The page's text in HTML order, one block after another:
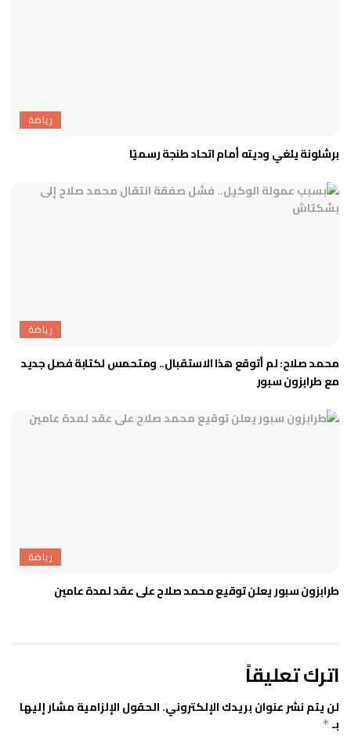
رياضة
برشلونة يلغي وديته أمام اتحاد طنجة رسميًا
رياضة
محمد صلاح: لم أتوقع هذا الاستقبال.. ومتحمس لكتابة فصل جديد
مع طرابزون سبور
رياضة
طرابزون سبور يعلن توقيع محمد صلاح على عقد لمدة عامين
اترك تعليقاً
لن يتم نشر عنوان بريدك الإلكتروني.الحقول الإلزامية مشار إليها
بـ *